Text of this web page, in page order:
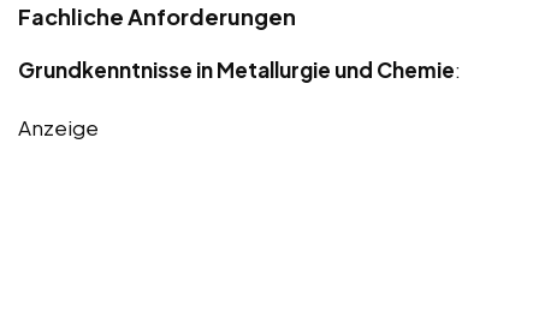
Fachliche Anforderungen
Grundkenntnisse in Metallurgie und Chemie:
Anzeige